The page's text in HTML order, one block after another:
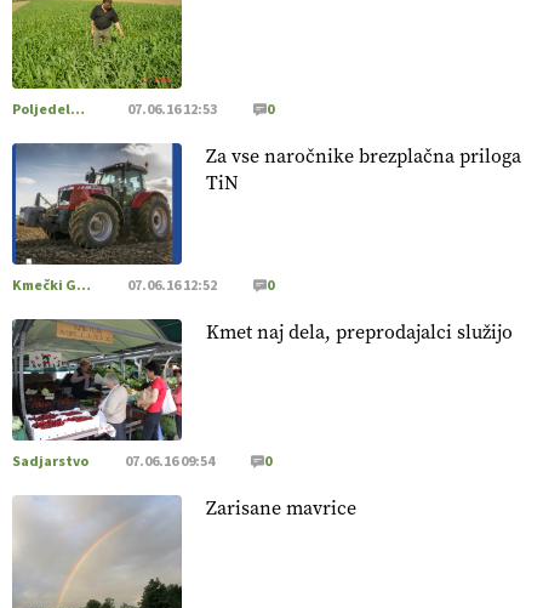
[EKOloško = LOGIČNO
in vlaga.
VEČ
https://t.co/qmMX2yevum @EUAgri #IMCAP
#CAP https://t.co/dDwsipE645
[EKOloško = LOGIČNO ]
tal
. VEČ
https://t.co/J7RkeaYpYu @EUAgri #IMCAP #CAP
https://t.co/RVG0FzcQN6
[EKOloško = LOGIČNO
] Zdravje rastlin je ključno za
prehransko varnost,
https://t.co/K0USFPJ5fJ @EUAgri #IMCAP #CAP
https://t.co/vcHhoOixHy
[EKOloško = LOGIČNO
hrane, ampak tudi način njene pridelave
https://t.co/bKGeI4ZcNi @EUAgri #imcap #cap #blog
https://t.co/2sllAmcKwG
Poljedelstvo 07.06.16 12:53 0
Za vse naročnike brezplačna priloga
TiN
Kmečki Glas 07.06.16 12:52 0
Kmet naj dela, preprodajalci služijo
Sadjarstvo 07.06.16 09:54 0
Zarisane mavrice